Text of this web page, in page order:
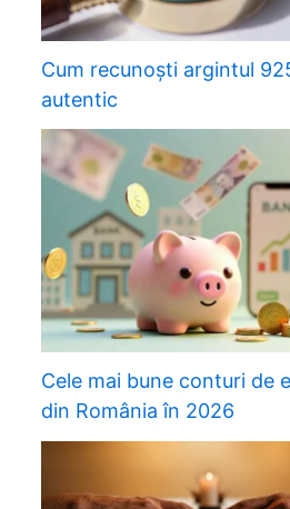
Cum recunoști argintul
autentic
Cele mai bune conturi de
din România în 2026